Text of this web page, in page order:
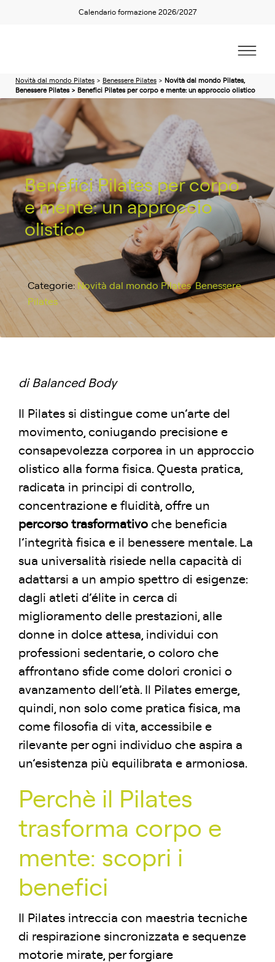
Calendario formazione 2026/2027
Novità dal mondo Pilates > Benessere Pilates > Novità dal mondo Pilates,
Benessere Pilates > Benefici Pilates per corpo e mente: un approccio olistico
Benefici Pilates per corpo
e mente: un approccio
olistico
Categorie: Novità dal mondo Pilates,Benessere
Pilates
di Balanced Body
Il Pilates si distingue come un’arte del
movimento, coniugando precisione e
consapevolezza corporea in un approccio
olistico alla forma fisica. Questa pratica,
radicata in principi di controllo,
concentrazione e fluidità, offre un
percorso trasformativo che beneficia
l’integrità fisica e il benessere mentale. La
sua universalità risiede nella capacità di
adattarsi a un ampio spettro di esigenze:
dagli atleti d’élite in cerca di
miglioramento delle prestazioni, alle
donne in dolce attesa, individui con
professioni sedentarie, o coloro che
affrontano sfide come dolori cronici o
avanzamento dell’età. Il Pilates emerge,
quindi, non solo come pratica fisica, ma
come filosofia di vita, accessibile e
rilevante per ogni individuo che aspira a
un’esistenza più equilibrata e armoniosa.
Perchè il Pilates
trasforma corpo e
mente: scopri i
benefici
Il Pilates intreccia con maestria tecniche
di respirazione sincronizzata e sequenze
motorie mirate, per forgiare